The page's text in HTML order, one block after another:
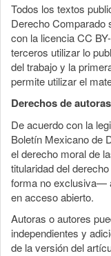
Todos los textos
Derecho Comparado
con la licencia CC
terceros utilizar lo
del trabajo y la
permite utilizar el
Derechos de
De acuerdo con la
Boletín Mexicano de
el derecho moral de
titularidad del
forma no exclusiva—
en acceso abierto.
Autoras o autores
independientes y
de la versión del